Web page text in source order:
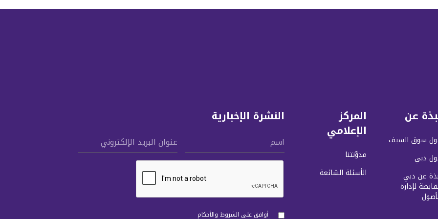
عن
سوق السيف
دبي
عن دبي
لإدارة
المركز
الإعلامي
مدوِّنتنا
الأسئلة الشائعة
النشرة الإخبارية
اسم عنوان البريد الإلكتروني
أوافق على الشروط والأحكام